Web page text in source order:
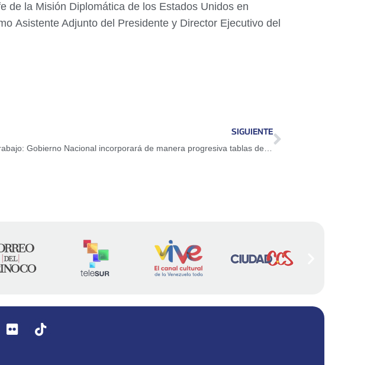
de la Misión Diplomática de los Estados Unidos en
Asistente Adjunto del Presidente y Director Ejecutivo del
SIGUIENTE